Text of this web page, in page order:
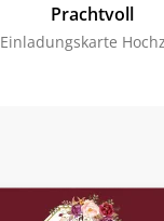
Prachtvoll
Einladungskarte